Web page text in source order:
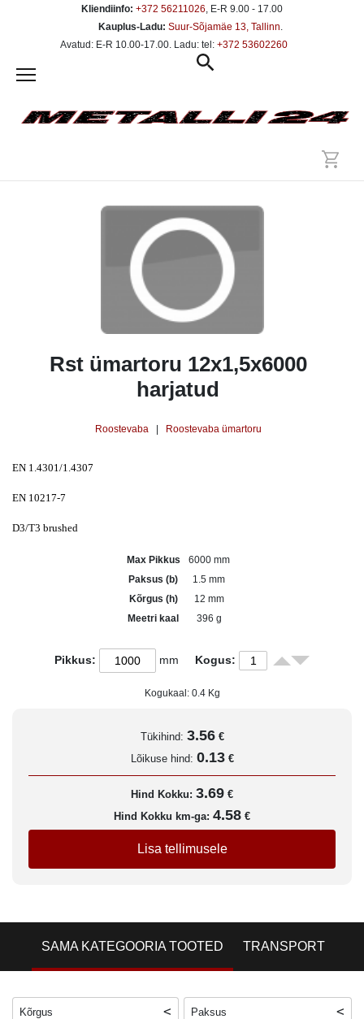
Kliendiinfo: +372 56211026, E-R 9.00 - 17.00
Kauplus-Ladu: Suur-Sõjamäe 13, Tallinn.
Avatud: E-R 10.00-17.00. Ladu: tel: +372 53602260
Rst ümartoru 12x1,5x6000
harjatud
Roostevaba| Roostevaba ümartoru
EN 1.4301/1.4307
EN 10217-7
D3/T3 brushed
Max Pikkus
6000 mm
Paksus (b)
1.5 mm
Kõrgus (h)
12 mm
Meetri kaal
396 g
Pikkus: mm Kogus:
Kogukaal: 0.4Kg
Tükihind: 3.56 €
Lõikuse hind: 0.13 €
Hind Kokku: 3.69 €
Hind Kokku km-ga: 4.58 €
Lisa tellimusele
SAMA KATEGOORIA TOOTED TRANSPORT
Kõrgus Paksus